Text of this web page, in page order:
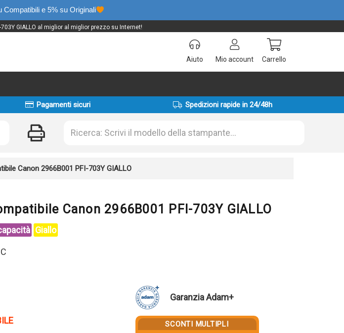
Compatibili e 5% su Originali
GIALLO al miglior al miglior prezzo su Internet!
Aiuto Mio account Carrello
Pagamenti sicuri Spedizioni rapide in 24/48h
Canon 2966B001 PFI-703Y GIALLO
Canon 2966B001 PFI-703Y GIALLO
Giallo
Garanzia Adam+
SCONTI MULTIPLI